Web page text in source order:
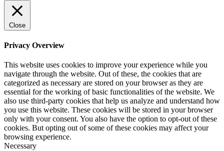
Close
Privacy Overview
This website uses cookies to improve your experience while you
navigate through the website. Out of these, the cookies that are
categorized as necessary are stored on your browser as they are
essential for the working of basic functionalities of the website. We
also use third-party cookies that help us analyze and understand how
you use this website. These cookies will be stored in your browser
only with your consent. You also have the option to opt-out of these
cookies. But opting out of some of these cookies may affect your
browsing experience.
Necessary